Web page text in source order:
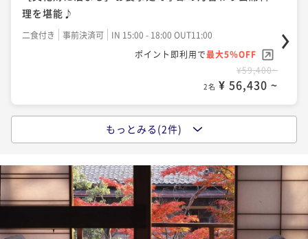
2名
［ちょっと贅沢な夕膳］稀少トロ金目鯛のしゃぶしゃ
二食付き 事前決済可
IN 15:00 - 18:00 OUT11:00
ポイント即利用で
2名 ¥ 62,700 ~
二食付き 事前決済可
2名 ¥ 78,375 ~
［ちょっと贅沢な夕膳］伊豆の山葵で味わう和牛ステ
ーキと月替わり会席料理コース♪
二食付き 事前決済可
IN 15:00 - 18:00 OUT11:00
ポイント即利用で最大5％OFF
¥84,700~
2名 ¥ 80,465 ~
理を堪能♪
二食付き 事前決済可
IN 15:00 - 18:00 OUT11:00
ポイント即利用で最大5％OFF
¥59,400~
2名 ¥ 56,430 ~
［文化財に泊まる］お部屋食で味わう季節の月替わり
二食付き 事前決済可
IN 15:00 - 18:00 OUT11:00
ポイント即利用で最大5％OFF
2名 ¥ 59,565 ~
もっとみる(2件)